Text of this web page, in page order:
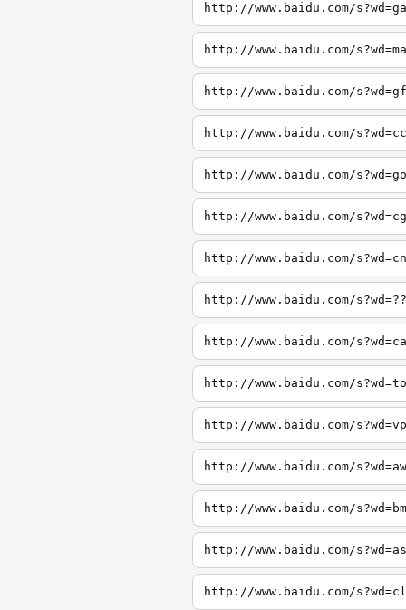
http://www.baidu.com/
http://www.baidu.com/
http://www.baidu.com/
http://www.baidu.com/
http://www.baidu.com/
http://www.baidu.com/
http://www.baidu.com/
http://www.baidu.com/
http://www.baidu.com/
http://www.baidu.com/
http://www.baidu.com/
http://www.baidu.com/
http://www.baidu.com/
http://www.baidu.com/
http://www.baidu.com/